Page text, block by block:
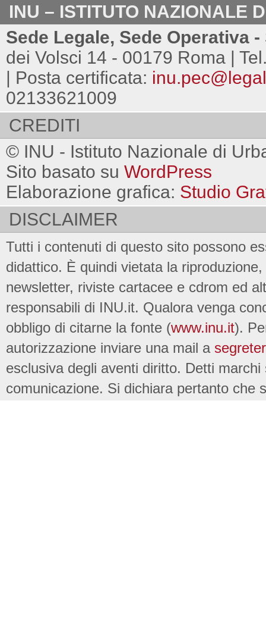
INU – ISTITUTO NAZIONALE
Sede Legale, Sede Operativa
dei Volsci 14 - 00179 Roma |
| Posta certificata:
02133621009
CREDITI
© INU - Istituto Nazionale di
Sito basato su WordPress
Elaborazione grafica: Studio
DISCLAIMER
Tutti i contenuti di questo sito possono
didattico. È quindi vietata la
newsletter, riviste cartacee e cdrom ed
responsabili di INU.it. Qualora venga
obbligo di citarne la fonte (www.inu.it).
autorizzazione inviare una mail a
esclusiva degli aventi diritto. Detti
comunicazione. Si dichiara pertanto che